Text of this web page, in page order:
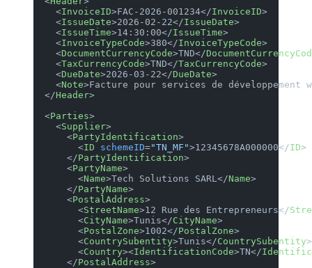
    <
InvoiceID>FAC-2026-001234</InvoiceID>
    <
IssueDate>2026-02-22</IssueDate>
    <
IssueTime>14:30:00</IssueTime>
    <
InvoiceTypeCode>380</InvoiceTypeCode>
    <
DocumentCurrencyCode>TND</
    <
TaxCurrencyCode>TND</TaxCurrencyCode>
    <
DueDate>2026-03-22</DueDate>
    <
Note>Facture pour services de développement
  </
Header>
  <
Parties>
    <
Supplier>
      <
PartyIdentification>
        <
ID schemeID="TN_MF">12345678A000000</ID>
      </
PartyIdentification>
      <
PartyName>
        <
Name>Tech Solutions SARL</Name>
      </
PartyName>
      <
PostalAddress>
        <
StreetName>12 Rue des Entrepreneurs</
        <
CityName>Tunis</CityName>
        <
PostalZone>1002</PostalZone>
        <
CountrySubentity>Tunis</CountrySubentity>
        <
Country><IdentificationCode>TN</
      </
PostalAddress>